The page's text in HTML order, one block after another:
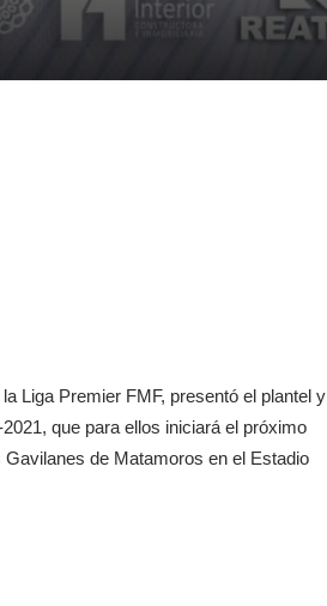
Liga Premier FMF, presentó el plantel y
que para ellos iniciará el próximo
de Matamoros en el Estadio